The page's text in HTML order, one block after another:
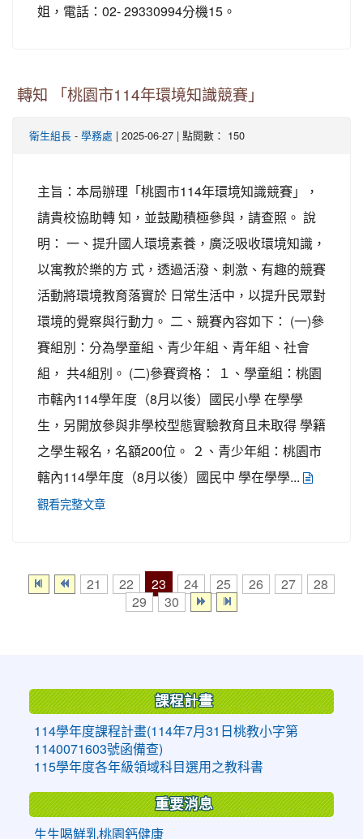
姐，電話：02- 29330994分機15。
轉知 「桃園市114年環境知識競賽」
衛生組長 - 學務處 | 2025-06-27 | 點閱數： 150
主旨：本局辦理「桃園市114年環境知識競賽」，
請貴校協助轉 知，並鼓勵積極參與，請查照。 說
明： 一、提升國人環境素養，廣泛吸收環境知識，
以寓教於樂的方 式，透過活潑、刺激、有趣的競賽
活動將環境教育落實於 日常生活中，以提升民眾對
環境的覺察與行動力。 二、競賽內容如下： (一)參
賽組別：分為學童組、青少年組、青年組、社會
組， 共4組別。 (二)參賽資格： １、學童組：桃園
市轄內114學年度（8月以後）國民小學 在學學
生，另開放參與非學校型態實驗教育且未取得 學籍
之學生報名，名額200位。 ２、青少年組：桃園市
轄內114學年度（8月以後）國民中 學在學學...
觀看完整文章
21 22 23 24 25 26 27
28
29
30
課程計畫
114學年度課程計畫(114年7月31日桃教小字第
1140071603號函備查)
115學年度各年級領域科目選用之教科書
重要消息
生生喝鮮乳桃園鈣健康